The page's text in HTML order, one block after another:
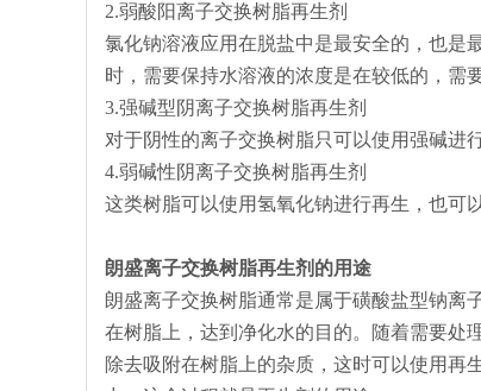
2.弱酸阳离子交换树脂再生剂
氯化钠溶液应用在脱盐中是最安全的，也是
时，需要保持水溶液的浓度是在较低的，需
3.强碱型阴离子交换树脂再生剂
对于阴性的离子交换树脂只可以使用强碱进
4.弱碱性阴离子交换树脂再生剂
这类树脂可以使用氢氧化钠进行再生，也可
朗盛离子交换树脂再生剂的用途
朗盛离子交换树脂通常是属于磺酸盐型钠离
在树脂上，达到净化水的目的。随着需要处
除去吸附在树脂上的杂质，这时可以使用再